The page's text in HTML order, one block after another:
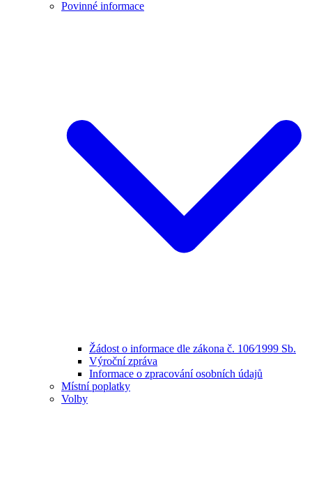
Povinné informace
Žádost o informace dle zákona č. 106⁄1999 Sb.
Výroční zpráva
Informace o zpracování osobních údajů
Místní poplatky
Volby